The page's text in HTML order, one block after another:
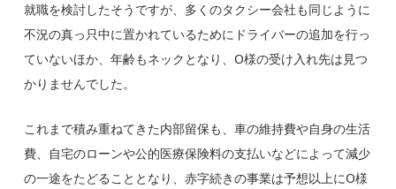
就職を検討したそうですが、多くのタクシー会社も同じように
不況の真っ只中に置かれているためにドライバーの追加を行っ
ていないほか、年齢もネックとなり、O様の受け入れ先は見つ
かりませんでした。
これまで積み重ねてきた内部留保も、車の維持費や自身の生活
費、自宅のローンや公的医療保険料の支払いなどによって減少
の一途をたどることとなり、赤字続きの事業は予想以上にO様